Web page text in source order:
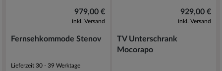
979,00 €
inkl. Versand
Fernsehkommode Stenov
Lieferzeit 30 - 39 Werktage
929,00 €
inkl. Versand
TV Unterschrank
Mocorapo